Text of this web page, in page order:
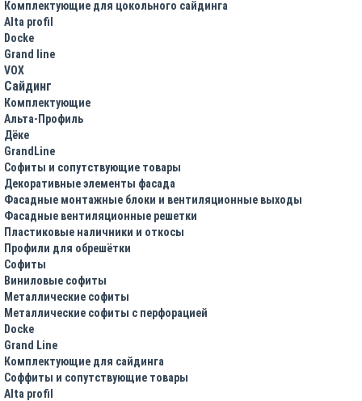
Комплектующие для цокольного сайдинга
Alta profil
Docke
Grand line
VOX
Сайдинг
Комплектующие
Альта-Профиль
Дёке
GrandLine
Софиты и сопутствующие товары
Декоративные элементы фасада
Фасадные монтажные блоки и вентиляционные выходы
Фасадные вентиляционные решетки
Пластиковые наличники и откосы
Профили для обрешётки
Софиты
Виниловые софиты
Металлические софиты
Металлические софиты с перфорацией
Docke
Grand Line
Комплектующие для сайдинга
Соффиты и сопутствующие товары
Alta profil